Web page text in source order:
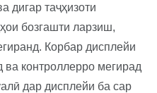
дигар таҷҳизоти
бозгашти ларзиш,
Корбар дисплейи
контроллерро мегирад
дар дисплейи ба сар